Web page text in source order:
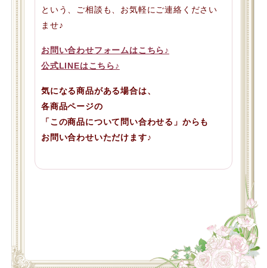
という、ご相談も、お気軽にご連絡ください
ませ♪
お問い合わせフォームはこちら♪
公式LINEはこちら♪
気になる商品がある場合は、
各商品ページの
「この商品について問い合わせる」からも
お問い合わせいただけます♪